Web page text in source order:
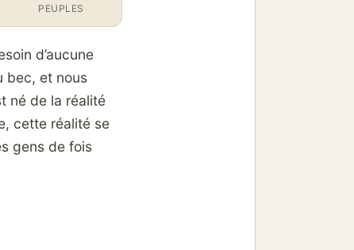
PEUPLES
d’aucune
bec, et nous
né de la réalité
cette réalité se
gens de fois